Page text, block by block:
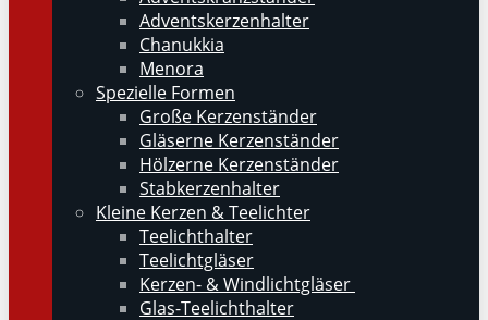
Adventskerzenhalter
Chanukkia
Menora
Spezielle Formen
Große Kerzenständer
Gläserne Kerzenständer
Hölzerne Kerzenständer
Stabkerzenhalter
Kleine Kerzen & Teelichter
Teelichthalter
Teelichtgläser
Kerzen- & Windlichtgläser
Glas-Teelichthalter